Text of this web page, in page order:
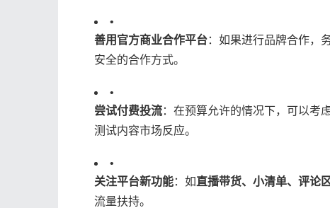
•
​善用官方商业合作平台​：如果进行品牌合作，
安全的合作方式。
•
​尝试付费投流​：在预算允许的情况下，可以考
测试内容市场反应。
•
​关注平台新功能​​：如​直播带货、小清单、评论
流量扶持。